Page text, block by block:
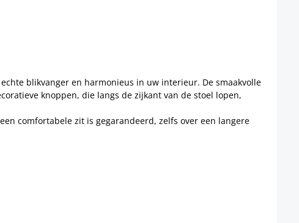
blikvanger en harmonieus in uw interieur. De smaakvolle
knoppen, die langs de zijkant van de stoel lopen,
comfortabele zit is gegarandeerd, zelfs over een langere